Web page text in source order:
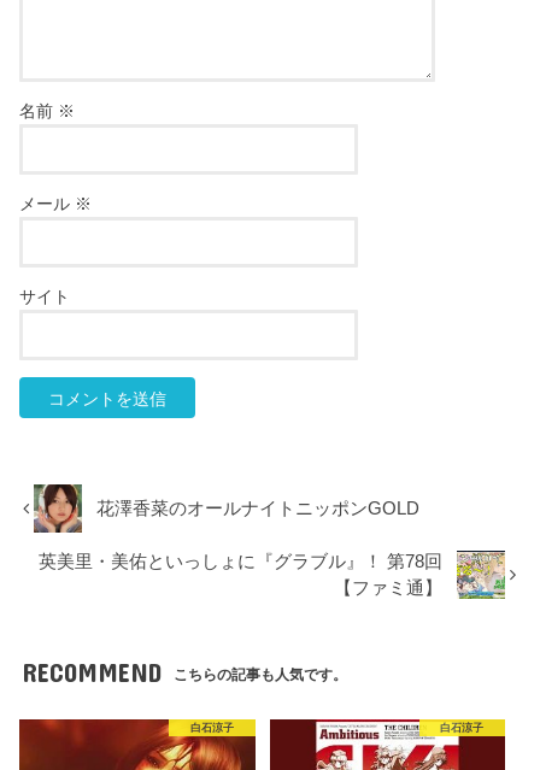
名前 ※
メール ※
サイト
花澤香菜のオールナイトニッポンGOLD
英美里・美佑といっしょに『グラブル』！ 第78回
【ファミ通】
RECOMMEND こちらの記事も人気です。
白石涼子 白石涼子